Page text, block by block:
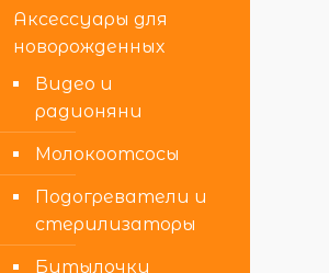
Аксессуары для
новорожденных
Видео и
радионяни
Молокоотсосы
Подогреватели и
стерилизаторы
Бутылочки